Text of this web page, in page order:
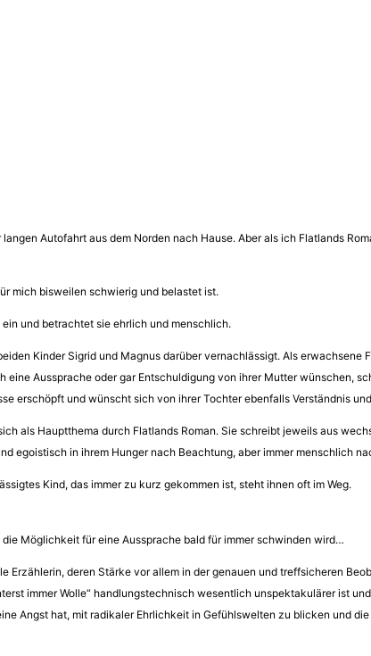
Autofahrt aus dem Norden nach Hause. Aber als ich Flatlands
mich bisweilen schwierig und belastet ist.
und betrachtet sie ehrlich und menschlich.
Kinder Sigrid und Magnus darüber vernachlässigt. Als erwachsene
Aussprache oder gar Entschuldigung von ihrer Mutter wünschen,
erschöpft und wünscht sich von ihrer Tochter ebenfalls Verständnis
als Hauptthema durch Flatlands Roman. Sie schreibt jeweils aus
egoistisch in ihrem Hunger nach Beachtung, aber immer menschlich
Kind, das immer zu kurz gekommen ist, steht ihnen oft im Weg.
Möglichkeit für eine Aussprache bald für immer schwinden wird…
deren Stärke vor allem in der genauen und treffsicheren
immer Wolle“ handlungstechnisch wesentlich unspektakulärer ist
Angst hat, mit radikaler Ehrlichkeit in Gefühlswelten zu blicken und